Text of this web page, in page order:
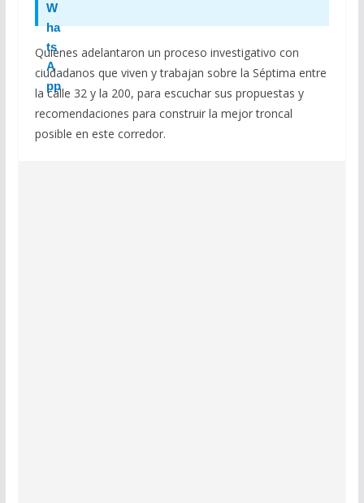
Quienes adelantaron un proceso investigativo con
ciudadanos que viven y trabajan sobre la Séptima entre
la calle 32 y la 200, para escuchar sus propuestas y
recomendaciones para construir la mejor troncal
posible en este corredor.